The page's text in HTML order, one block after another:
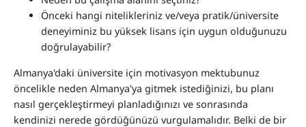
Önceki hangi nitelikleriniz ve/veya pratik/üniversite
deneyiminiz bu yüksek lisans için uygun olduğunuzu
doğrulayabilir?
Almanya'daki üniversite için motivasyon mektubunuz
öncelikle neden Almanya'ya gitmek istediğinizi, bu planı
nasıl gerçekleştirmeyi planladığınızı ve sonrasında
kendinizi nerede gördüğünüzü vurgulamalıdır. Belki de bir